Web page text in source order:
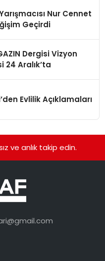
Nur Cennet
Geçirdi
Dergisi Vizyon
24 Aralık’ta
Evlilik Açıklamaları
ve anlık takip edin.